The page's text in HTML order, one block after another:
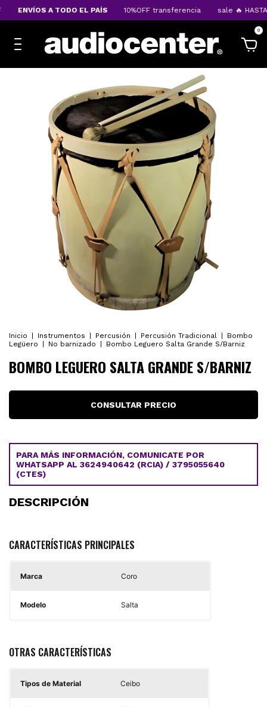
ENVÍOS A TODO EL PAÍS 10%OFF transferencia sale 🔥 HASTA
0
Inicio Instrumentos Percusión Percusión Tradicional
Bombo
Legüero
No barnizado Bombo Leguero Salta Grande S/Barniz
BOMBO LEGUERO SALTA GRANDE S/BARNIZ
PARA MÁS INFORMACIÓN, COMUNICATE POR
WHATSAPP AL 3624940642 (RCIA) / 3795055640
(CTES)
DESCRIPCIÓN
CARACTERÍSTICAS PRINCIPALES
Marca Coro
Modelo Salta
OTRAS CARACTERÍSTICAS
Tipos de Material Ceibo